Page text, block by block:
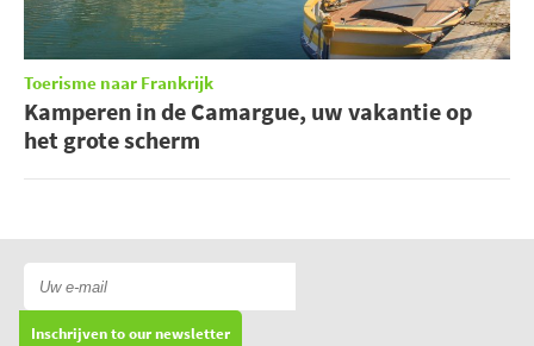
Toerisme naar Frankrijk
Kamperen in de Camargue, uw vakantie op
het grote scherm
Inschrijven to our newsletter